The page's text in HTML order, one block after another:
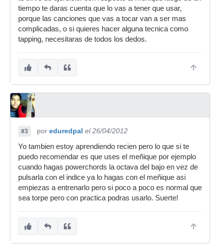
tiempo te daras cuenta que lo vas a tener que usar,
porque las canciones que vas a tocar van a ser mas
complicadas, o si quieres hacer alguna tecnica como
tapping, necesitaras de todos los dedos.
#3 por eduredpal el 26/04/2012
Yo tambien estoy aprendiendo recien pero lo que si te
puedo recomendar es que uses el meñique por ejemplo
cuando hagas powerchords la octava del bajo en vez de
pulsarla con el indice ya lo hagas con el meñique asi
empiezas a entrenarlo pero si poco a poco es normal que
sea torpe pero con practica podras usarlo. Suerte!